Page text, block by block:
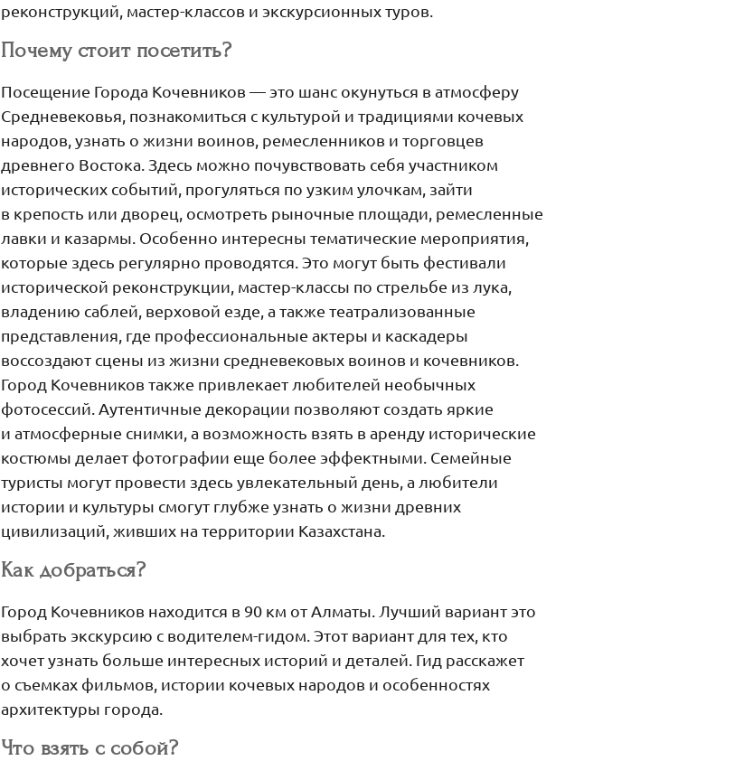
реконструкций, мастер-классов и экскурсионных туров.
Почему стоит посетить?
Посещение Города Кочевников — это шанс окунуться в атмосферу
Средневековья, познакомиться с культурой и традициями кочевых
народов, узнать о жизни воинов, ремесленников и торговцев
древнего Востока. Здесь можно почувствовать себя участником
исторических событий, прогуляться по узким улочкам, зайти
в крепость или дворец, осмотреть рыночные площади, ремесленные
лавки и казармы. Особенно интересны тематические мероприятия,
которые здесь регулярно проводятся. Это могут быть фестивали
исторической реконструкции, мастер-классы по стрельбе из лука,
владению саблей, верховой езде, а также театрализованные
представления, где профессиональные актеры и каскадеры
воссоздают сцены из жизни средневековых воинов и кочевников.
Город Кочевников также привлекает любителей необычных
фотосессий. Аутентичные декорации позволяют создать яркие
и атмосферные снимки, а возможность взять в аренду исторические
костюмы делает фотографии еще более эффектными. Семейные
туристы могут провести здесь увлекательный день, а любители
истории и культуры смогут глубже узнать о жизни древних
цивилизаций, живших на территории Казахстана.
Как добраться?
Город Кочевников находится в 90 км от Алматы. Лучший вариант это
выбрать экскурсию с водителем-гидом. Этот вариант для тех, кто
хочет узнать больше интересных историй и деталей. Гид расскажет
о съемках фильмов, истории кочевых народов и особенностях
архитектуры города.
Что взять с собой?